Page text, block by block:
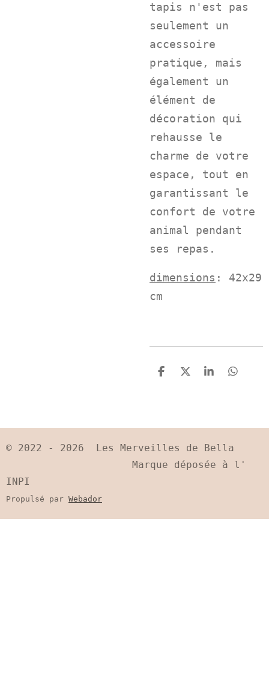
tapis n'est pas
seulement un
accessoire
pratique, mais
également un
élément de
décoration qui
rehausse le
charme de votre
espace, tout en
garantissant le
confort de votre
animal pendant
ses repas.
dimensions : 42x29
cm
P
g
r
P
g
r
P
g
r
P
g
r
© 2022 - 2026 Les Merveilles de Bella
Marque déposée à l'
INPI
Propulsé par Webador